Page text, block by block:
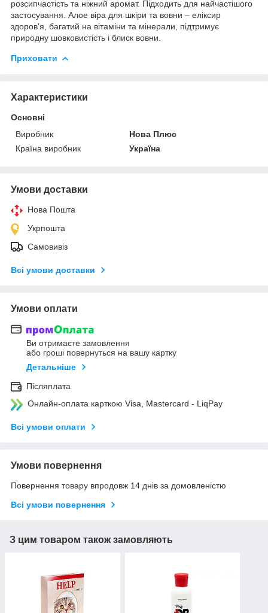
розсипчастість та ніжний аромат. Підходить для найчастішого
застосування. Алое віра для шкіри та вовни – еліксир
здоров'я, багатий на вітаміни та мінерали, підтримує
природну шовковистість і блиск вовни.
Приховати
Характеристики
Основні
Виробник
Нова Плюс
Країна виробник
Україна
Умови доставки
Нова Пошта
Укрпошта
Самовивіз
Всі умови доставки
Умови оплати
Ви отримаєте замовлення
або гроші повернуться на вашу картку
Детальніше
Післяплата
Онлайн-оплата карткою Visa, Mastercard - LiqPay
Всі умови оплати
Умови повернення
Повернення товару впродовж 14 днів за домовленістю
Всі умови повернення
З цим товаром також замовляють